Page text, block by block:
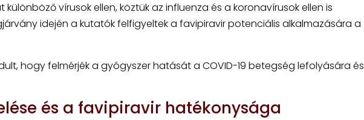
vírusok ellen, köztük az influenza és a koronavírusok ellen is
idején a kutatók felfigyeltek a favipiravir potenciális alkalmazására a
hogy felmérjék a gyógyszer hatását a COVID-19 betegség lefolyására és
és a favipiravir hatékonysága